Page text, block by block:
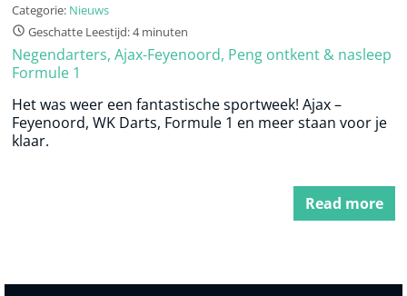
Categorie: Nieuws
Geschatte Leestijd: 4 minuten
Negendarters, Ajax-Feyenoord, Peng ontkent & nasleep
Formule 1
Het was weer een fantastische sportweek! Ajax –
Feyenoord, WK Darts, Formule 1 en meer staan voor je
klaar.
Read more